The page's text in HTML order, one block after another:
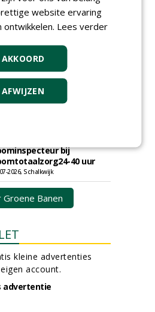
bij
BUCH
2026, Castricum en Uitgeest
bij DSV zaden
B.V.
08-2026, Ven Zelderheide
specialist bij
40 uur
2026, Schalkwijk
bij
40 uur
2026, Schalkwijk
Groene Banen
kleine advertenties
account.
advertentie
website ervaring
ontwikkelen. Lees verder
AKKOORD
AFWIJZEN